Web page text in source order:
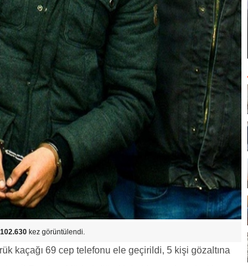
102.630 kez görüntülendi.
kaçağı 69 cep telefonu ele geçirildi, 5 kişi gözaltına